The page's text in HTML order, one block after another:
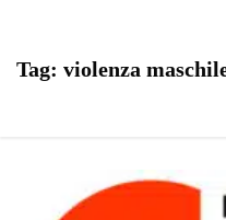
Tag: violenza